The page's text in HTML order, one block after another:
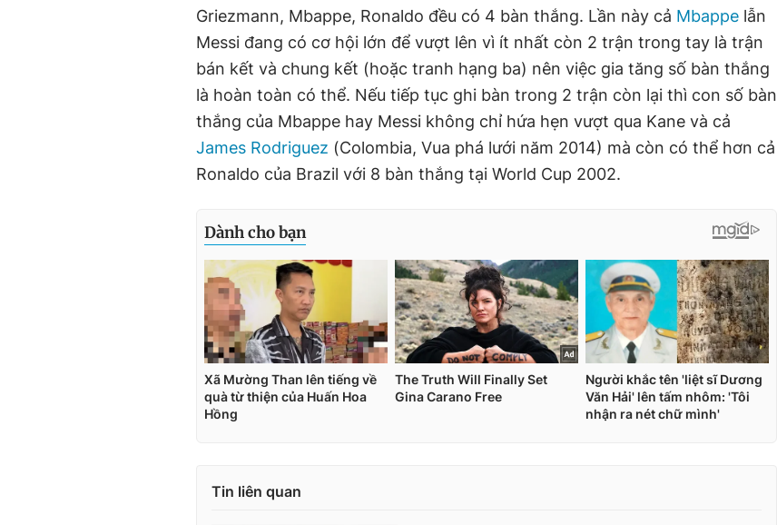
Griezmann, Mbappe, Ronaldo đều có 4 bàn thắng. Lần này cả Mbappe lẫn
Messi đang có cơ hội lớn để vượt lên vì ít nhất còn 2 trận trong tay là trận
bán kết và chung kết (hoặc tranh hạng ba) nên việc gia tăng số bàn thắng
là hoàn toàn có thể. Nếu tiếp tục ghi bàn trong 2 trận còn lại thì con số bàn
thắng của Mbappe hay Messi không chỉ hứa hẹn vượt qua Kane và cả
James Rodriguez (Colombia, Vua phá lưới năm 2014) mà còn có thể hơn cả
Ronaldo của Brazil với 8 bàn thắng tại World Cup 2002.
Tin liên quan